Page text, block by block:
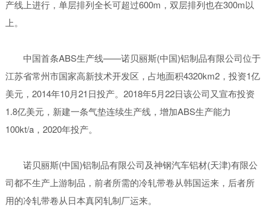
产线上进行，单层排列全长可超过600m，双层排列也在300m以
上。
中国首条ABS生产线——诺贝丽斯(中国)铝制品有限公司位于
江苏省常州市国家高新技术开发区，占地面积4320km2，投资1亿
美元，2014年10月21日投产。2018年5月22日该公司又宣布投资
1.8亿美元，新建一条气垫连续生产线，增加ABS生产能力
100kt/a，2020年投产。
诺贝丽斯(中国)铝制品有限公司及神钢汽车铝材(天津)有限公
司都不生产上游制品，前者所需的冷轧带卷从韩国运来，后者所
用的冷轧带卷从日本真冈轧制厂运来。